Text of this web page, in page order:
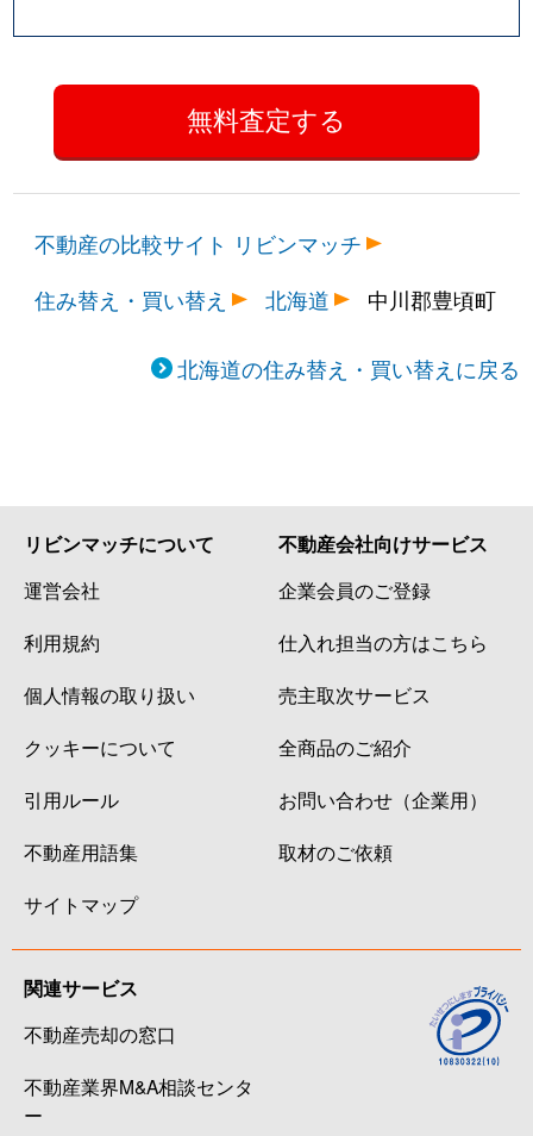
不動産の比較サイト リビンマッチ
住み替え・買い替え
北海道 中川郡豊頃町
北海道の住み替え・買い替えに戻る
リビンマッチについて
運営会社
利用規約
個人情報の取り扱い
クッキーについて
引用ルール
不動産用語集
サイトマップ
不動産会社向けサービス
企業会員のご登録
仕入れ担当の方はこちら
売主取次サービス
全商品のご紹介
お問い合わせ（企業用）
取材のご依頼
関連サービス
不動産売却の窓口
不動産業界M&A相談センタ
ー